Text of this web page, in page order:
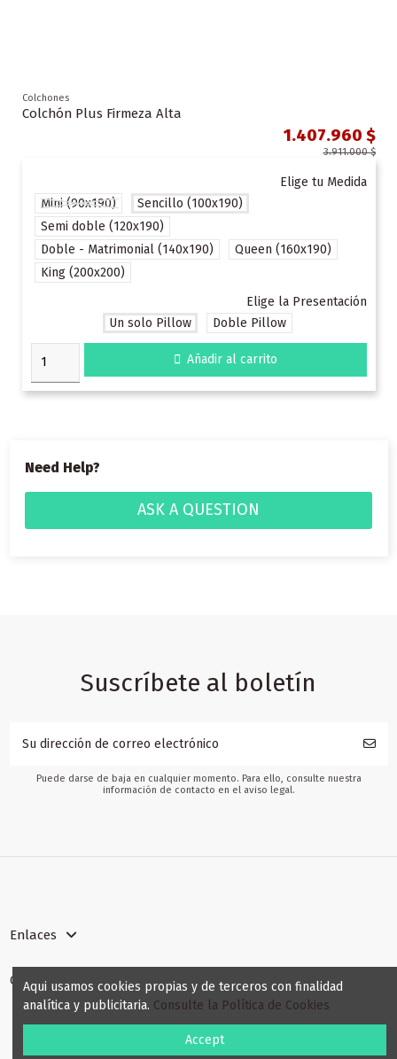
Colchones
Colchón Plus Firmeza Alta
1.407.960 $
3.911.000 $
Elige tu Medida
Mini (90x190)
Sencillo (100x190)
Semi doble (120x190)
Doble - Matrimonial (140x190)
Queen (160x190)
King (200x200)
Elige la Presentación
Un solo Pillow
Doble Pillow
 Añadir al carrito
Need Help?
ASK A QUESTION
Suscríbete al boletín
Puede darse de baja en cualquier momento. Para ello, consulte nuestra
información de contacto en el aviso legal.
Enlaces
Contact us
Aqui usamos cookies propias y de terceros con finalidad
analítica y publicitaria. Consulte la Política de Cookies
Accept